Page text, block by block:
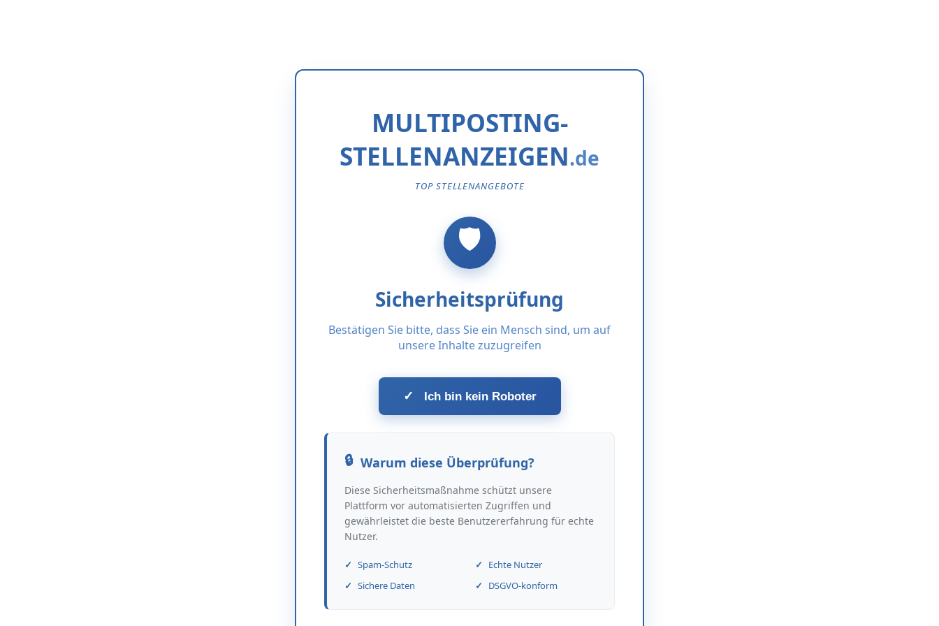
MULTIPOSTING-
STELLENANZEIGEN
TOP STELLENANGEBOTE
Sicherheitsprüfung
Bestätigen Sie bitte, dass Sie ein Mensch sind, um auf
unsere Inhalte zuzugreifen
✓ Ich bin kein Roboter
Warum diese Überprüfung?
Diese Sicherheitsmaßnahme schützt unsere
Plattform vor automatisierten Zugriffen und
gewährleistet die beste Benutzererfahrung für echte
Nutzer.
Spam-Schutz
Echte Nutzer
Sichere Daten
DSGVO-konform